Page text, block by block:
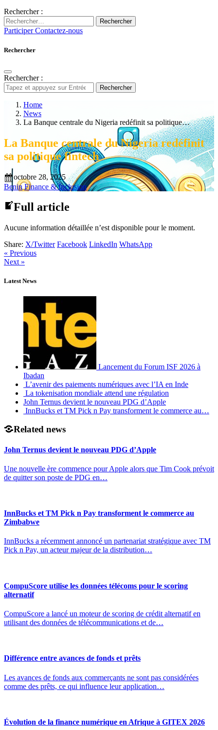
Rechercher :
Rechercher
ParticiperContactez-nous
Rechercher
Rechercher :
Rechercher
Home
News
La Banque centrale du Nigeria redéfinit sa politique…
La Banque centrale du Nigeria redéfinit
sa politique fintech
octobre 28, 2025
Benin Finance & Inclusion
Full article
Aucune information détaillée n’est disponible pour le moment.
Share: X/Twitter Facebook LinkedIn WhatsApp
« Previous
Next »
Latest News
Lancement du Forum ISF 2026 à
Ibadan
L’avenir des paiements numériques avec l’IA en Inde
La tokenisation mondiale attend une régulation
John Ternus devient le nouveau PDG d’Apple
InnBucks et TM Pick n Pay transforment le commerce au…
Related news
John Ternus devient le nouveau PDG d’Apple
Une nouvelle ère commence pour Apple alors que Tim Cook prévoit
de quitter son poste de PDG en…
InnBucks et TM Pick n Pay transforment le commerce au
Zimbabwe
InnBucks a récemment annoncé un partenariat stratégique avec TM
Pick n Pay, un acteur majeur de la distribution…
CompuScore utilise les données télécoms pour le scoring
alternatif
CompuScore a lancé un moteur de scoring de crédit alternatif en
utilisant des données de télécommunications et de…
Différence entre avances de fonds et prêts
Les avances de fonds aux commerçants ne sont pas considérées
comme des prêts, ce qui influence leur application…
Évolution de la finance numérique en Afrique à GITEX 2026